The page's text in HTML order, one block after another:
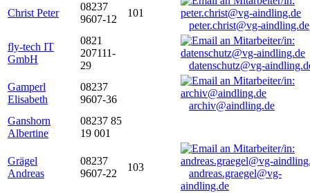
Christ Peter
08237
9607-12
101
peter.christ@vg-aindling.de
fly-tech IT
GmbH
0821
207111-
29
datenschutz@vg-
Gamperl
Elisabeth
08237
9607-36
archiv@aindling.de
Ganshorn
Albertine
08237 85
19 001
Grägel
Andreas
08237
9607-22
103
andreas.graegel@vg-
aindling.de